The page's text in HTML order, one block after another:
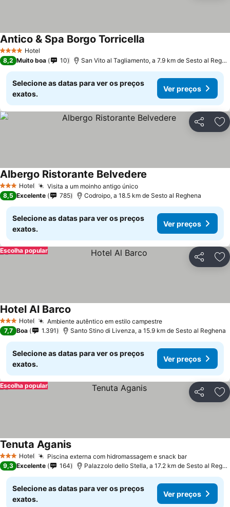
4 EstrelasHotel
Antico & Spa Borgo Torricella
8,2 Muito boa 10 San Vito al Tagliamento, a 7.9 km de Sesto al Reghena
Selecione as datas para ver os preços
exatos.
Ver preços
Partilhar
3 EstrelasHotel Visita a um moinho antigo único
Albergo Ristorante Belvedere
8,5 Excelente 785 Codroipo, a 18.5 km de Sesto al Reghena
Selecione as datas para ver os preços
exatos.
Ver preços
Partilhar
Escolha popular
3 EstrelasHotel Ambiente autêntico em estilo campestre
Hotel Al Barco
7,7 Boa 1.391 Santo Stino di Livenza, a 15.9 km de Sesto al Reghena
Selecione as datas para ver os preços
exatos.
Ver preços
Partilhar
Escolha popular
3 EstrelasHotel Piscina externa com hidromassagem e snack bar
Tenuta Aganis
9,3 Excelente 164 Palazzolo dello Stella, a 17.2 km de Sesto al Reghena
Selecione as datas para ver os preços
exatos.
Ver preços